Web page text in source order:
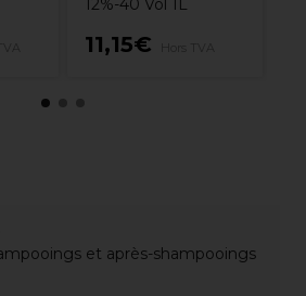
12%-40 Vol 1L
11,15€
et après-shampooings